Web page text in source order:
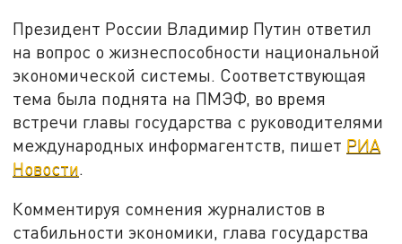
Президент России Владимир Путин ответил
на вопрос о жизнеспособности национальной
экономической системы. Соответствующая
тема была поднята на ПМЭФ, во время
встречи главы государства с руководителями
международных информагентств, пишет РИА
Новости.
Комментируя сомнения журналистов в
стабильности экономики, глава государства